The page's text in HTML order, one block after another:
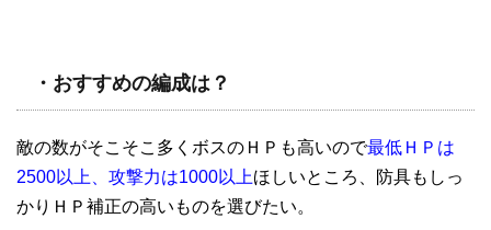
・おすすめの編成は？
敵の数がそこそこ多くボスのＨＰも高いので最低ＨＰは
2500以上、攻撃力は1000以上ほしいところ、防具もしっ
かりＨＰ補正の高いものを選びたい。